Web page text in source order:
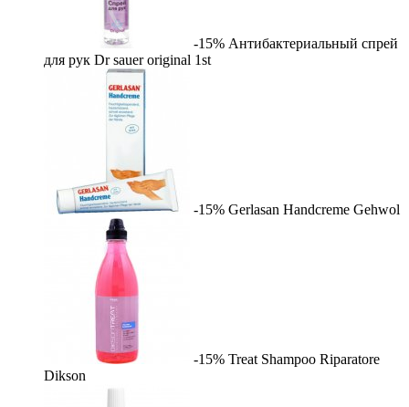
-15% Антибактериальный спрей
для рук Dr sauer original 1st
-15% Gerlasan Handcreme Gehwol
-15% Treat Shampoo Riparatore
Dikson